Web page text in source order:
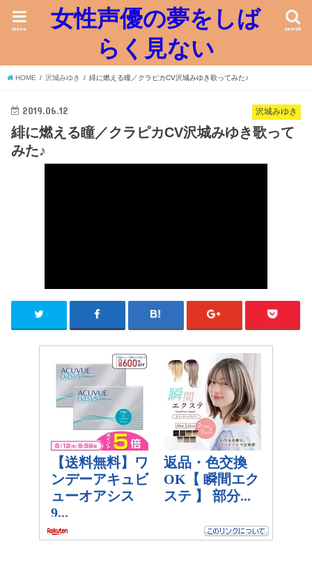
女性声優の夢をしば
らく見ない
search
menu
HOME 沢城みゆき 緋に燃える瞳／クラピカCV沢城みゆき歌ってみた♪
沢城みゆき
2019.06.12
緋に燃える瞳／クラピカCV沢城みゆき歌って
みた♪